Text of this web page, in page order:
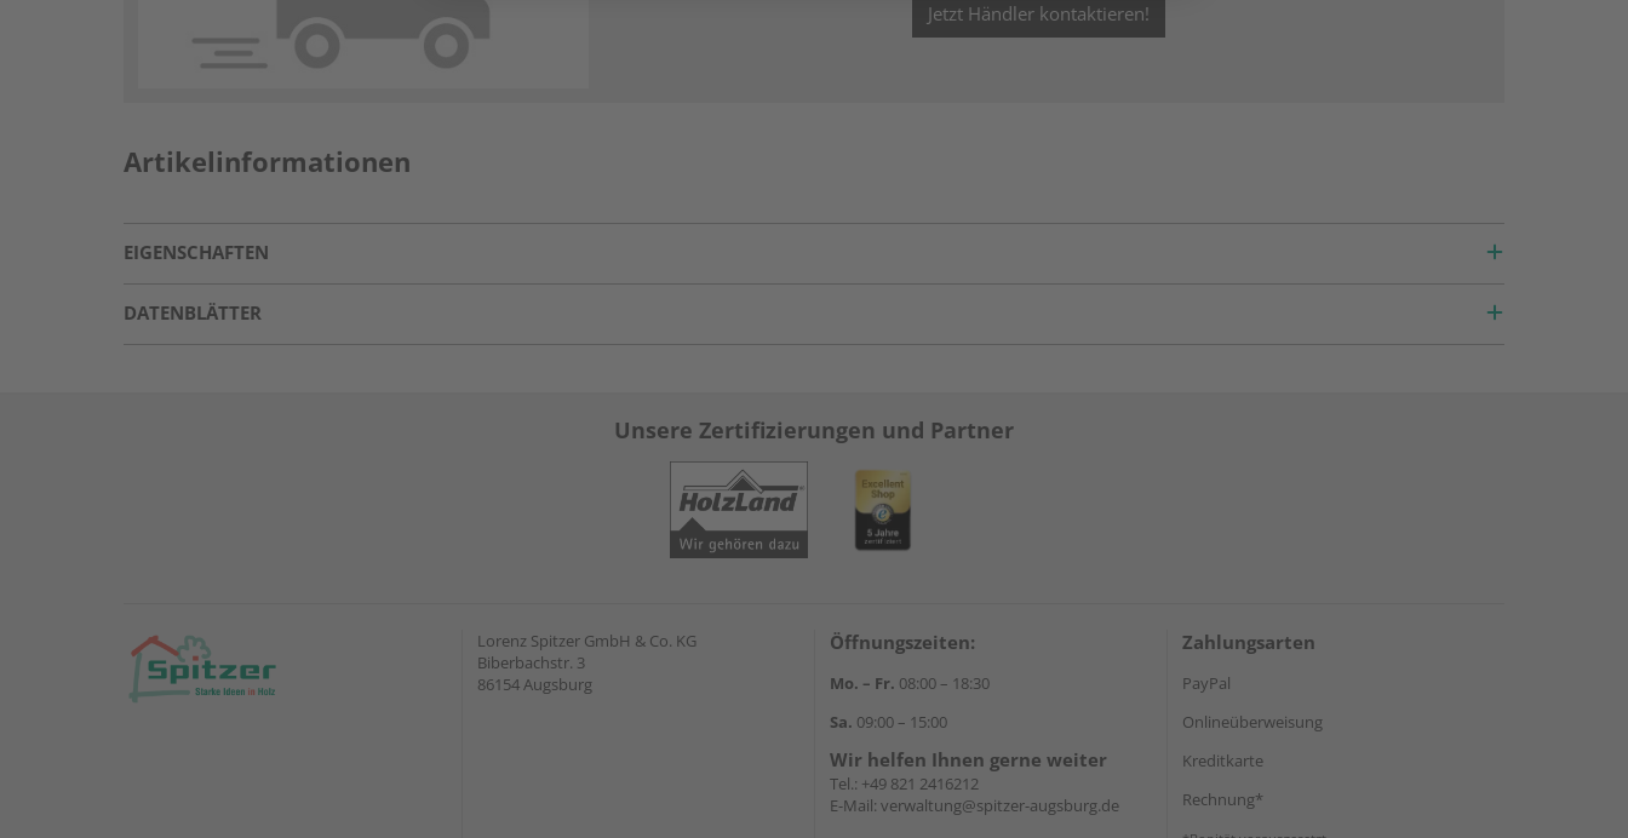
Jetzt Händler kontaktieren!
Artikelinformationen
EIGENSCHAFTEN
DATENBLÄTTER
Unsere Zertifizierungen und Partner
Lorenz Spitzer GmbH & Co. KG
Biberbachstr. 3
86154 Augsburg
Öffnungszeiten:
Mo. – Fr. 08:00 – 18:30
Sa. 09:00 – 15:00
Wir helfen Ihnen gerne weiter
Tel.: +49 821 2416212
E-Mail: verwaltung@spitzer-augsburg.de
Zahlungsarten
PayPal
Onlineüberweisung
Kreditkarte
Rechnung*